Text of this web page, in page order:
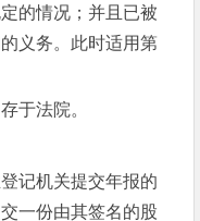
的情况；并且已被
义务。此时适用第
于法院。
记机关提交年报的
一份由其签名的股